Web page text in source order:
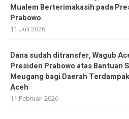
Mualem Berterimakasih pada
Prabowo
11 Juli 2026
Dana sudah ditransfer, Wagub
Presiden Prabowo atas Bantuan
Meugang bagi Daerah
Aceh ‎
11 Februari 2026